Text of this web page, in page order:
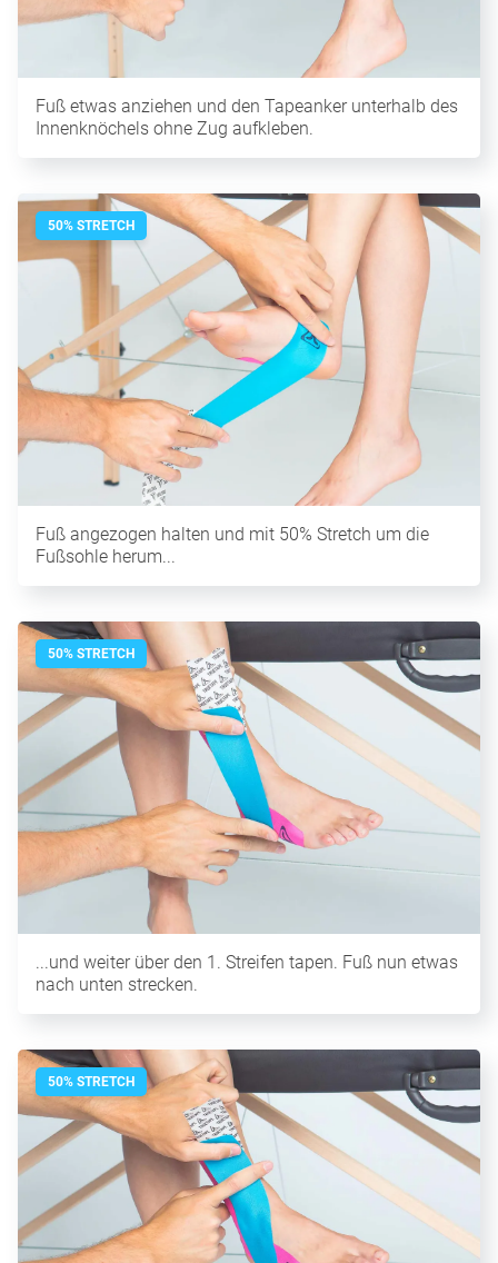
Fuß etwas anziehen und den Tapeanker unterhalb des
Innenknöchels ohne Zug aufkleben.
50% STRETCH
Fuß angezogen halten und mit 50% Stretch um die
Fußsohle herum...
50% STRETCH
...und weiter über den 1. Streifen tapen. Fuß nun etwas
nach unten strecken.
50% STRETCH